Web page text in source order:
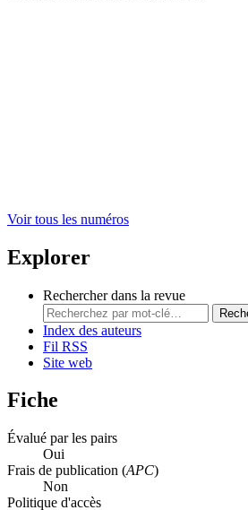
Voir tous les numéros
Explorer
Rechercher dans la revue
Index des auteurs
Fil RSS
Site web
Fiche
Évalué par les pairs
Oui
Frais de publication (APC)
Non
Politique d'accès